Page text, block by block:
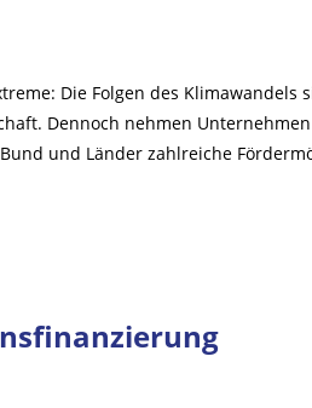
Die Folgen des Klimawandels
Dennoch nehmen
und Länder zahlreiche